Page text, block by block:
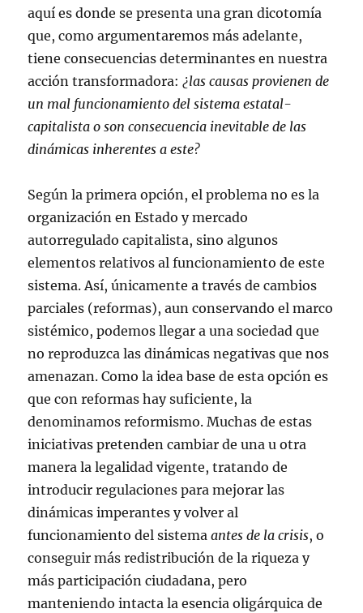
aquí es donde se presenta una gran dicotomía
que, como argumentaremos más adelante,
tiene consecuencias determinantes en nuestra
acción transformadora:¿las causas provienen de
un mal funcionamiento del sistema estatal-
capitalista o son consecuencia inevitable de las
dinámicas inherentes a este?
Según la primera opción, el problema no es la
organización en Estado y mercado
autorregulado capitalista, sino algunos
elementos relativos al funcionamiento de este
sistema. Así, únicamente a través de cambios
parciales (reformas), aun conservando el marco
sistémico, podemos llegar a una sociedad que
no reproduzca las dinámicas negativas que nos
amenazan. Como la idea base de esta opción es
que con reformas hay suficiente, la
denominamos reformismo. Muchas de estas
iniciativas pretenden cambiar de una u otra
manera la legalidad vigente, tratando de
introducir regulaciones para mejorar las
dinámicas imperantes y volver al
funcionamiento del sistemaantes de la crisis, o
conseguir más redistribución de la riqueza y
más participación ciudadana, pero
manteniendo intacta la esencia oligárquica de